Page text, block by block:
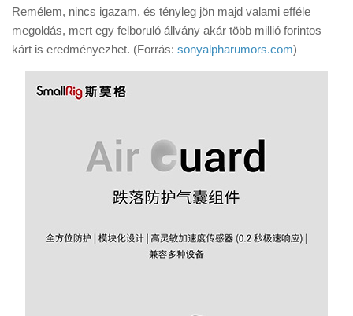
Remélem, nincs igazam, és tényleg jön majd valami efféle
megoldás, mert egy felboruló állvány akár több millió forintos
kárt is eredményezhet. (Forrás: sonyalpharumors.com)